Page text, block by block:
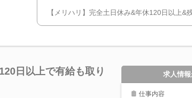
【メリハリ】完全土日休み&年休120日以上&
日以上で有給も取り
求人情
仕事内容